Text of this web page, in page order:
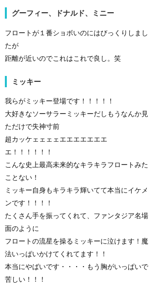
グーフィー、ドナルド、ミニー
フロートが１番ショボいのにはびっくりしまし
たが
距離が近いのでこれはこれで良し。笑
ミッキー
我らがミッキー登場です！！！！！
大好きなソーサラーミッキーだしもうなんか見
ただけで失神寸前
超カッケェェェェエエエエエエエ
エ！！！！！！
こんな史上最高未来的なキラキラフロートみた
ことない！
ミッキー自身もキラキラ輝いてて本当にイケメ
ンです！！！！
たくさん手を振ってくれて、ファンタジア名場
面のように
フロートの流星を操るミッキーに泣けます！魔
法いっぱいかけてくれてます！！
本当にやばいです・・・・もう胸がいっぱいで
苦しい！！！